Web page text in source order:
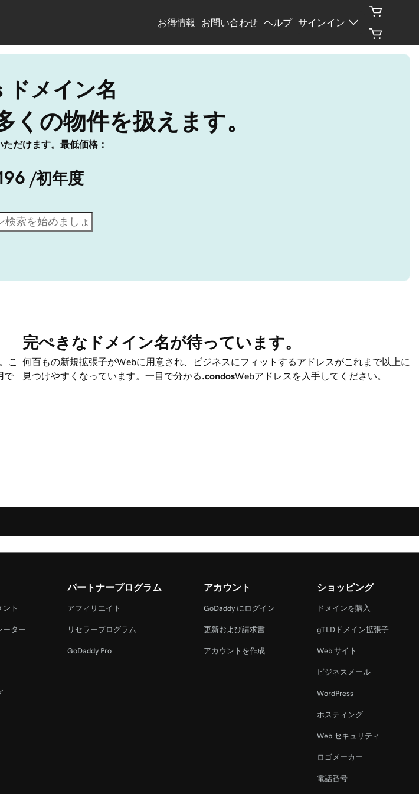
お得情報 お問い合わせ ヘルプ サインイン
ドメイン名
くの物件を扱えます。
だけます。最低価格：
/初年度
こ
で
完ぺきなドメイン名が待っています。
何百もの新規拡張子がWebに用意され、ビジネスにフィットするアドレスがこれまで以上に
見つけやすくなっています。一目で分かる .condosWebアドレスを入手してください。
ント
ーター
パートナープログラム
アフィリエイト
リセラープログラム
GoDaddy Pro
アカウント
GoDaddy にログイン
更新および請求書
アカウントを作成
ショッピング
ドメインを購入
gTLDドメイン拡張子
Web サイト
ビジネスメール
WordPress
ホスティング
Web セキュリティ
ロゴメーカー
電話番号